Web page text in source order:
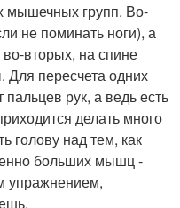
мышечных групп. Во-
не поминать ноги), а
во-вторых, на спине
Для пересчета одних
рук, а ведь есть
делать много
голову над тем, как
больших мышц -
упражнением,